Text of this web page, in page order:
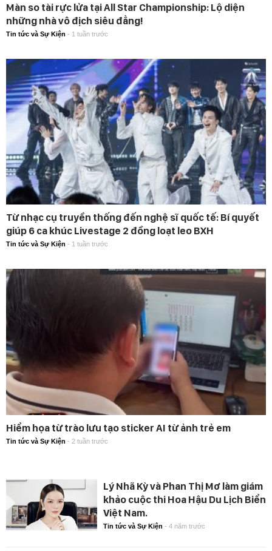
Màn so tài rực lửa tại All Star Championship: Lộ diện
những nhà vô địch siêu đẳng!
Tin tức và Sự Kiện - 1 tuần trước
Từ nhạc cụ truyền thống đến nghệ sĩ quốc tế: Bí quyết
giúp 6 ca khúc Livestage 2 đồng loạt leo BXH
Tin tức và Sự Kiện - 1 tuần trước
Hiểm họa từ trào lưu tạo sticker AI từ ảnh trẻ em
Tin tức và Sự Kiện - 2 tuần trước
Lý Nhã Kỳ và Phan Thị Mơ làm giám
khảo cuộc thi Hoa Hậu Du Lịch Biển
Việt Nam.
Tin tức và Sự Kiện - 4 năm trước